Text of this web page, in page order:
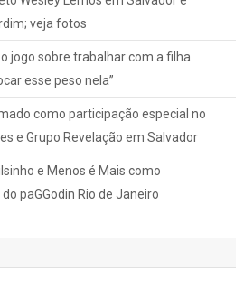
veja fotos
jogo sobre trabalhar com a filha
esse peso nela”
como participação especial no
e Grupo Revelação em Salvador
e Menos é Mais como
paGGodin Rio de Janeiro